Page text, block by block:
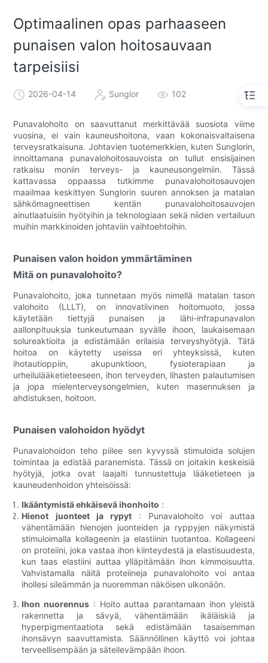
Optimaalinen opas parhaaseen
punaisen valon hoitosauvaan
tarpeisiisi
2026-04-14 Sunglor 102
Punavalohoito on saavuttanut merkittävää suosiota viime
vuosina, ei vain kauneushoitona, vaan kokonaisvaltaisena
terveysratkaisuna. Johtavien tuotemerkkien, kuten Sunglorin,
innoittamana punavalohoitosauvoista on tullut ensisijainen
ratkaisu moniin terveys- ja kauneusongelmiin. Tässä
kattavassa oppaassa tutkimme punavalohoitosauvojen
maailmaa keskittyen Sunglorin suuren annoksen ja matalan
sähkömagneettisen kentän punavalohoitosauvojen
ainutlaatuisiin hyötyihin ja teknologiaan sekä niiden vertailuun
muihin markkinoiden johtaviin vaihtoehtoihin.
Punaisen valon hoidon ymmärtäminen
Mitä on punavalohoito?
Punavalohoito, joka tunnetaan myös nimellä matalan tason
valohoito (LLLT), on innovatiivinen hoitomuoto, jossa
käytetään tiettyjä punaisen ja lähi-infrapunavalon
aallonpituuksia tunkeutumaan syvälle ihoon, laukaisemaan
solureaktioita ja edistämään erilaisia ​​terveyshyötyjä. Tätä
hoitoa on käytetty useissa eri yhteyksissä, kuten
ihotautioppiin, akupunktioon, fysioterapiaan ja
urheilulääketieteeseen, ihon terveyden, lihasten palautumisen
ja jopa mielenterveysongelmien, kuten masennuksen ja
ahdistuksen, hoitoon.
Punaisen valohoidon hyödyt
Punavalohoidon teho piilee sen kyvyssä stimuloida solujen
toimintaa ja edistää paranemista. Tässä on joitakin keskeisiä
hyötyjä, jotka ovat laajalti tunnustettuja lääketieteen ja
kauneudenhoidon yhteisöissä:
Ikääntymistä ehkäisevä ihonhoito :
Hienot juonteet ja rypyt: Punavalohoito voi auttaa
vähentämään hienojen juonteiden ja ryppyjen näkymistä
stimuloimalla kollageenin ja elastiinin tuotantoa. Kollageeni
on proteiini, joka vastaa ihon kiinteydestä ja elastisuudesta,
kun taas elastiini auttaa ylläpitämään ihon kimmoisuutta.
Vahvistamalla näitä proteiineja punavalohoito voi antaa
ihollesi sileämmän ja nuoremman näköisen ulkonäön.
Ihon nuorennus : Hoito auttaa parantamaan ihon yleistä
rakennetta ja sävyä, vähentämään ikäläiskiä ja
hyperpigmentaatiota sekä edistämään tasaisemman
ihonsävyn saavuttamista. Säännöllinen käyttö voi johtaa
terveellisempään ja säteilevämpään ihoon.